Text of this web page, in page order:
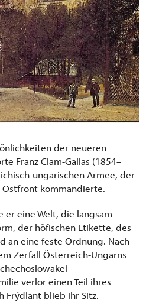
der neueren
Franz Clam-Gallas (1854–
ungarischen Armee, der
Ostfront kommandierte.
eine Welt, die langsam
der höfischen Etikette, des
an eine feste Ordnung. Nach
Zerfall Österreich-Ungarns
verlor einen Teil ihres
Frýdlant blieb ihr Sitz.